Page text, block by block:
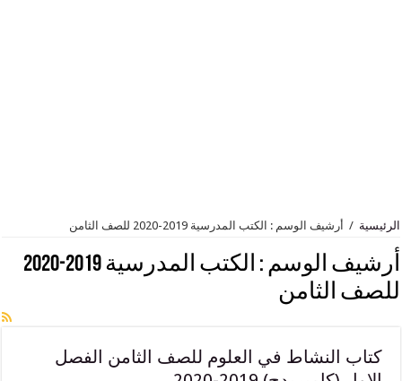
أرشيف الوسم : الكتب المدرسية 2019-2020 للصف الثامن
الوسم :
الكتب المدرسية 2019-2020
في العلوم للصف الثامن الفصل